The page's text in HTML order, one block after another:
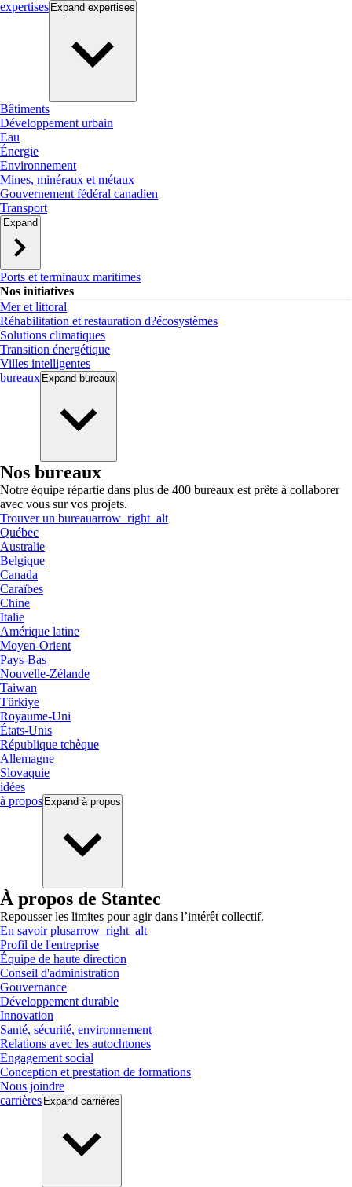
expertises Expand expertises
Bâtiments
Développement urbain
Eau
Énergie
Environnement
Mines, minéraux et métaux
Gouvernement fédéral canadien
Transport
Expand
Ports et terminaux maritimes
Nos initiatives
Mer et littoral
Réhabilitation et restauration d?écosystèmes
Solutions climatiques
Transition énergétique
Villes intelligentes
bureaux Expand bureaux
Nos bureaux
Notre équipe répartie dans plus de 400 bureaux est prête à collaborer
avec vous sur vos projets.
Trouver un bureauarrow_right_alt
Québec
Australie
Belgique
Canada
Caraïbes
Chine
Italie
Amérique latine
Moyen-Orient
Pays-Bas
Nouvelle-Zélande
Taiwan
Türkiye
Royaume-Uni
États-Unis
République tchèque
Allemagne
Slovaquie
idées
à propos Expand à propos
À propos de Stantec
Repousser les limites pour agir dans l’intérêt collectif.
En savoir plusarrow_right_alt
Profil de l'entreprise
Équipe de haute direction
Conseil d'administration
Gouvernance
Développement durable
Innovation
Santé, sécurité, environnement
Relations avec les autochtones
Engagement social
Conception et prestation de formations
Nous joindre
carrières Expand carrières